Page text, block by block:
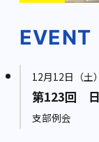
EVENT
12月12日（土
第123回 日
支部例会